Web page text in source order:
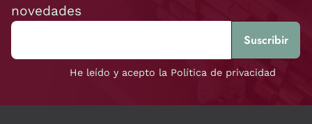
novedades
He leído y acepto la Política de privacidad